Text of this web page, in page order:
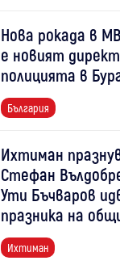
Нова рокада в
е новият
полицията в
България
Ихтиман
Стефан
Ути Бъчваров
празника на
Ихтиман